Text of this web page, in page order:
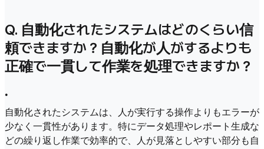
Q. 自動化されたシステムはどのくらい信
頼できますか？自動化が人がするよりも
正確で一貫して作業を処理できますか？
•
自動化されたシステムは、人が実行する操作よりもエラーが
少なく一貫性があります。特にデータ処理やレポート生成な
どの繰り返し作業で効率的で、人が見落としやすい部分も自